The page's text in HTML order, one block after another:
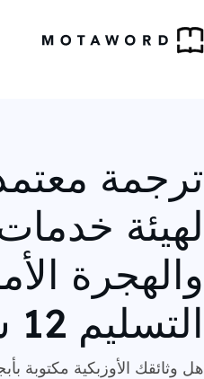
ترجمة
لهيئة
والهجرة
التسليم 12 ساعة)
هل وثائقك الأوزبكية مكتوبة